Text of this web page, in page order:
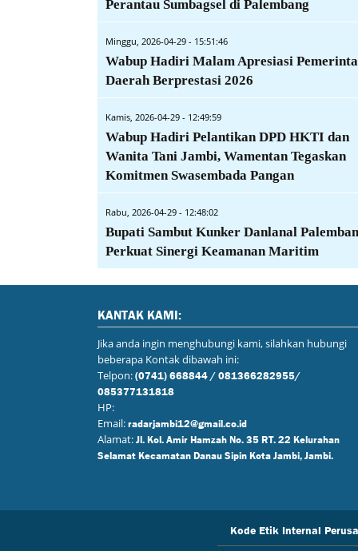
Perantau Sumbagsel di Palembang
Minggu, 2026-04-29 - 15:51:46
Wabup Hadiri Malam Apresiasi
Daerah Berprestasi 2026
Kamis, 2026-04-29 - 12:49:59
Wabup Hadiri Pelantikan DPD HKTI dan
Wanita Tani Jambi, Wamentan Tegaskan
Komitmen Swasembada Pangan
Rabu, 2026-04-29 - 12:48:02
Bupati Sambut Kunker Danlanal
Perkuat Sinergi Keamanan Maritim
KANTAK KAMI:
Jika anda ingin menghubungi kami, silahkan hubungi
beberapa Kontak dibawah ini:
Telpon: (0741) 668844 / 081366282955/
085377131818
HP:
Email: radarjambi12@gmail.co.id
Alamat: Jl. Kol. Amir Hamzah No. 35 RT. 22 Kelurahan
Selamat Kecamatan Danau Sipin Kota Jambi, Jambi.
Kode Etik Internal